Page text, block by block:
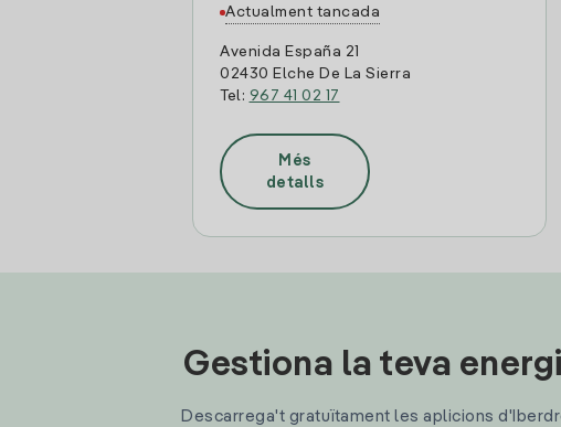
Actualment tancada
Avenida España 21
02430 Elche De La Sierra
Tel: 967 41 02 17
Més
detalls
Gestiona la teva
Descarrega't gratuïtament les aplicions